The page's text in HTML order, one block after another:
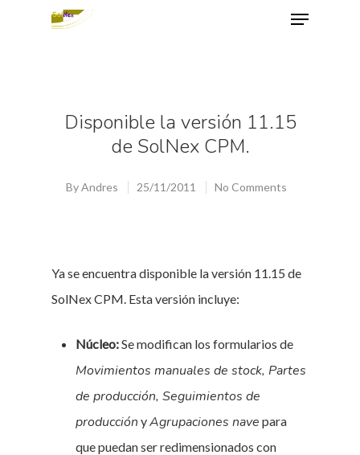
Disponible la versión 11.15
de SolNex CPM.
ByAndres 25/11/2011 No Comments
Ya se encuentra disponible la versión 11.15 de
SolNex CPM. Esta versión incluye:
Núcleo:Se modifican los formularios de
Movimientos manuales de stock, Partes
de producción, Seguimientos de
producción yAgrupaciones nave para
que puedan ser redimensionados con